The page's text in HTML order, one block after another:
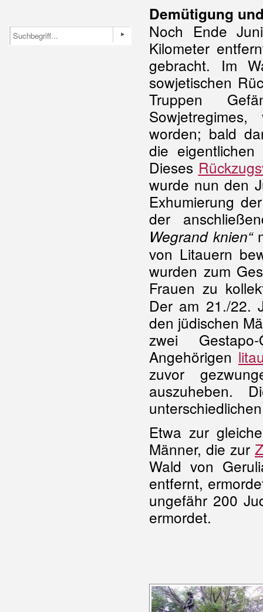
Demütigung
Noch Ende
Kilometer
gebracht. Im
sowjetischen
Truppen
worden; bald
die
Dieses
wurde nun den
Exhumierung
der
Wegrand knien“
von Litauern
wurden zum
Frauen zu
Der am 21./22.
den jüdischen
zwei
Angehörigen
zuvor
auszuheben.
Etwa zur
Männer, die zur
Wald von
entfernt,
ungefähr 200
ermordet.